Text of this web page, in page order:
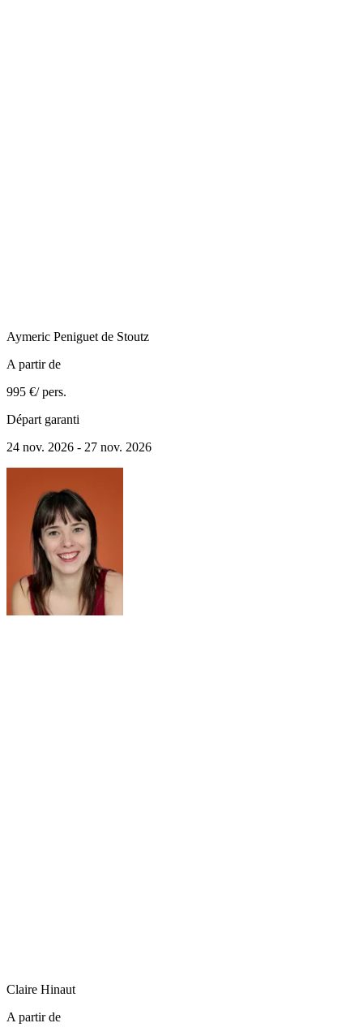
Aymeric Peniguet de Stoutz
A partir de
995 €/ pers.
Départ garanti
24 nov. 2026 - 27 nov. 2026
Claire Hinaut
A partir de